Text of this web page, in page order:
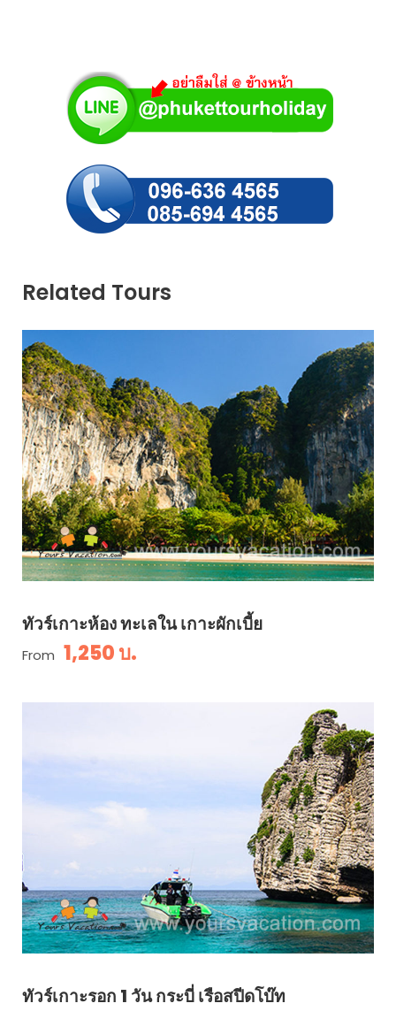
Related Tours
ทัวร์เกาะห้อง ทะเลใน เกาะผักเบี้ย
From 1,250 บ.
ทัวร์เกาะรอก 1 วัน กระบี่ เรือสปีดโบ๊ท